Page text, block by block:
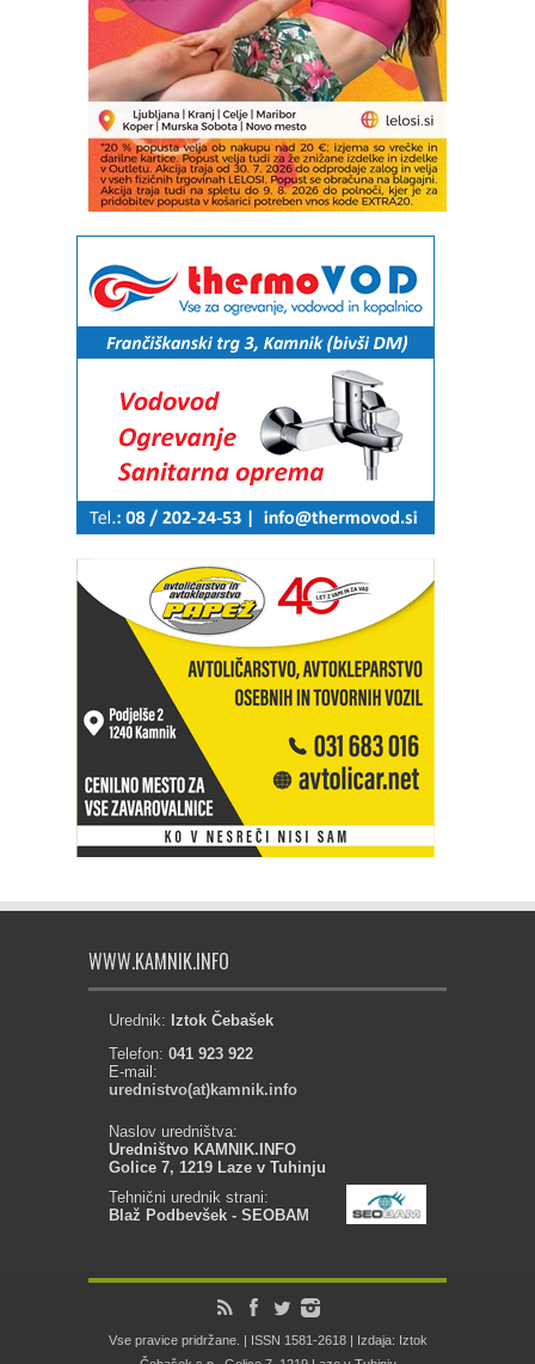
WWW.KAMNIK.INFO
Urednik: Iztok Čebašek
Telefon: 041 923 922
E-mail:
urednistvo(at)kamnik.info
Naslov uredništva:
Uredništvo KAMNIK.INFO
Golice 7, 1219 Laze v Tuhinju
Tehnični urednik strani:
Blaž Podbevšek - SEOBAM
Vse pravice pridržane. | ISSN 1581-2618 | Izdaja: Iztok